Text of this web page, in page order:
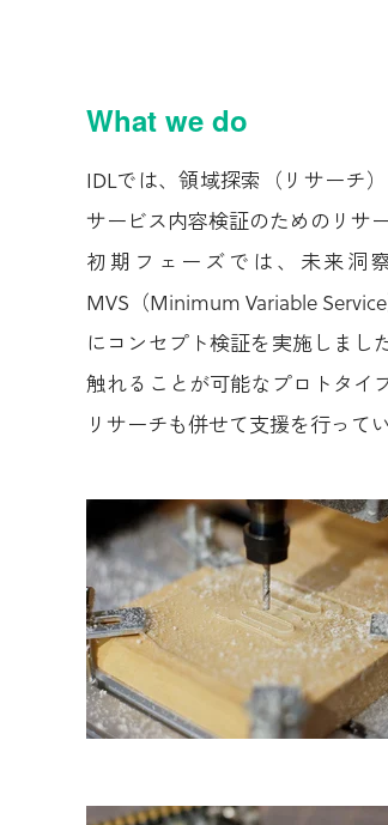
What we do
IDLでは、領域探索（リサーチ
サービス内容検証のためのリサ
初期フェーズでは、未来洞
MVS（Minimum Variable
にコンセプト検証を実施しまし
触れることが可能なプロトタイ
リサーチも併せて支援を行ってい